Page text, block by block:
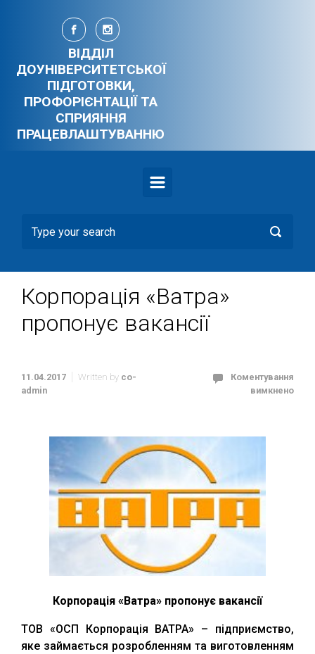
Skip to main content
ВІДДІЛ
ДОУНІВЕРСИТЕТСЬКОЇ
ПІДГОТОВКИ,
ПРОФОРІЄНТАЦІЇ ТА
СПРИЯННЯ
ПРАЦЕВЛАШТУВАННЮ
Корпорація «Ватра»
пропонує вакансії
11.04.2017 Written by co-
admin
Коментування
вимкнено
Корпорація «Ватра» пропонує вакансії
ТОВ «ОСП Корпорація ВАТРА» – підприємство,
яке займається розробленням та виготовленням